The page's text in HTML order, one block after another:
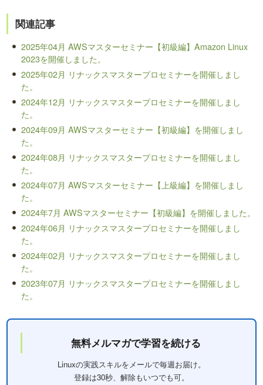
関連記事
2025年04月 AWSマスターセミナー【初級編】Amazon Linux
2023を開催しました。
2025年02月 リナックスマスタープロセミナーを開催しまし
た。
2024年12月 リナックスマスタープロセミナーを開催しまし
た。
2024年09月 AWSマスターセミナー【初級編】を開催しまし
た。
2024年08月 リナックスマスタープロセミナーを開催しまし
た。
2024年07月 AWSマスターセミナー【上級編】を開催しまし
た。
2024年7月 AWSマスターセミナー【初級編】を開催しました。
2024年06月 リナックスマスタープロセミナーを開催しまし
た。
2024年02月 リナックスマスタープロセミナーを開催しまし
た。
2023年07月 リナックスマスタープロセミナーを開催しまし
た。
無料メルマガで学習を続ける
Linuxの実践スキルをメールで毎週お届け。
登録は30秒、解除もいつでも可。